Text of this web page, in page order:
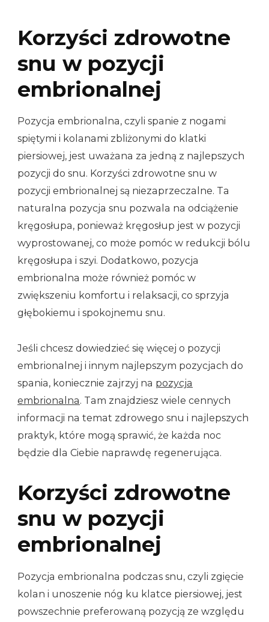
Korzyści zdrowotne
snu w pozycji
embrionalnej
Pozycja embrionalna, czyli spanie z nogami
spiętymi i kolanami zbliżonymi do klatki
piersiowej, jest uważana za jedną z najlepszych
pozycji do snu. Korzyści zdrowotne snu w
pozycji embrionalnej są niezaprzeczalne. Ta
naturalna pozycja snu pozwala na odciążenie
kręgosłupa, ponieważ kręgosłup jest w pozycji
wyprostowanej, co może pomóc w redukcji bólu
kręgosłupa i szyi. Dodatkowo, pozycja
embrionalna może również pomóc w
zwiększeniu komfortu i relaksacji, co sprzyja
głębokiemu i spokojnemu snu.
Jeśli chcesz dowiedzieć się więcej o pozycji
embrionalnej i innym najlepszym pozycjach do
spania, koniecznie zajrzyj na pozycja
embrionalna. Tam znajdziesz wiele cennych
informacji na temat zdrowego snu i najlepszych
praktyk, które mogą sprawić, że każda noc
będzie dla Ciebie naprawdę regenerująca.
Korzyści zdrowotne
snu w pozycji
embrionalnej
Pozycja embrionalna podczas snu, czyli zgięcie
kolan i unoszenie nóg ku klatce piersiowej, jest
powszechnie preferowaną pozycją ze względu